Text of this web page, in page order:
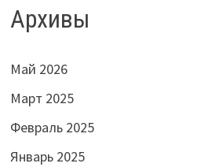
Архивы
Май 2026
Март 2025
Февраль 2025
Январь 2025